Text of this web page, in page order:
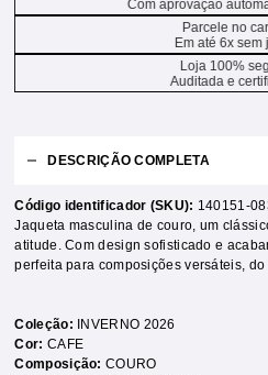
Com aprovação
Parcele no
Em até 6x sem
Loja 100%
Auditada e
DESCRIÇÃO COMPLETA
Código identificador (SKU): 140151-
Jaqueta masculina de couro, um
atitude. Com design sofisticado e
perfeita para composições versáteis,
Coleção:
INVERNO 2026
Cor: CAFE
Composição:COURO